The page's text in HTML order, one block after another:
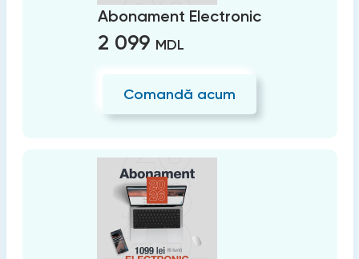
Abonament Electronic
2 099 MDL
Comandă acum